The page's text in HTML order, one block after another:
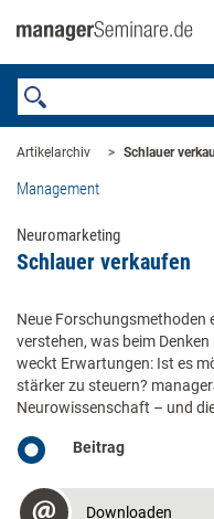
Artikelarchiv Schlauer
Management
Neuromarketing
Schlauer verkaufen
Neue Forschungsmethoden
verstehen, was beim
weckt Erwartungen: Ist es
stärker zu steuern?
Neurowissenschaft – und
Beitrag
Downloaden